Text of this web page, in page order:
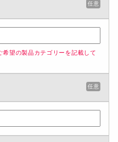
任意
望の製品カテゴリーを記載して
任意